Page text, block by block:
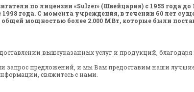
по лицензии «Sulzer» (Швейцария) с 1955 года до
1998 года. С момента учреждения, в течении 60 лет
общей мощностью более 2.000 МВт, которые были
вышеуказанных услуг и продукций, благодаря
запрос предложений, и мы Вам предоставим наши
свяжитесь с нами.